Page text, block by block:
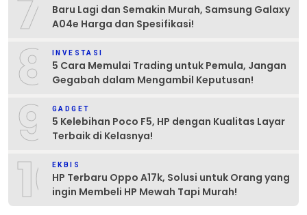
Baru Lagi dan Semakin Murah, Samsung Galaxy
A04e Harga dan Spesifikasi!
8 INVESTASI
5 Cara Memulai Trading untuk Pemula, Jangan
Gegabah dalam Mengambil Keputusan!
9 GADGET
5 Kelebihan Poco F5, HP dengan Kualitas Layar
Terbaik di Kelasnya!
10EKBIS
HP Terbaru Oppo A17k, Solusi untuk Orang yang
ingin Membeli HP Mewah Tapi Murah!